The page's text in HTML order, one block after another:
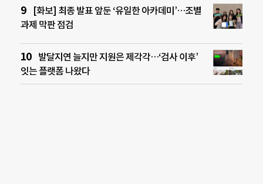
[화보] 최종 발표 앞둔 ‘유일한 아카데미’…조별
과제 막판 점검
발달지연 늘지만 지원은 제각각…‘검사 이후’
잇는 플랫폼 나왔다